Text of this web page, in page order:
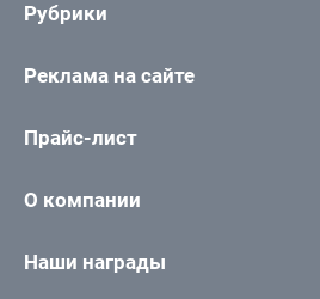
Рубрики
Реклама на сайте
Прайс-лист
О компании
Наши награды